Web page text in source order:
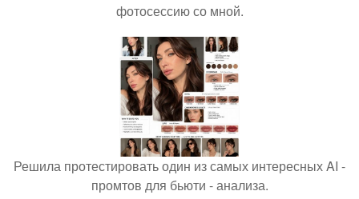
фотосессию со мной.
Решила протестировать один из самых интересных AI -
промтов для бьюти - анализа.